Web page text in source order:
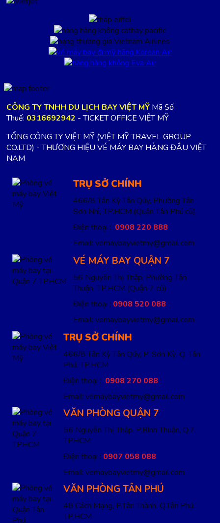
CÔNG TY TNHH DU LỊCH BAY VIỆT MỸ Mã Số
Thuế: 0316692942 - TICKET OFFICE VIỆT MỸ
TỔNG CÔNG TY VIỆT MỸ (VIỆT MỸ TRAVEL GROUP
CO.LTD) - THƯƠNG HIỆU VÉ MÁY BAY HÀNG ĐẦU VIỆT
NAM
TRỤ SỞ CHÍNH
466/8 Tân Kỳ Tân Qúy, Phường Tân
Sơn Nhì, TP.HCM (Quận Tân Phú cũ)
Điện thoại : 0908 220 888
Email: vemaybayvietmy@gmail.com
VÉ MÁY BAY QUẬN 7
56 Nguyễn Thị Thập, Phường Tân
Thuận, TP.HCM (Quận 7 cũ)
Điện thoại : 0908 520 088
Email: vemaybayvietmy@gmail.com
TRỤ SỞ CHÍNH
466/8 Tân Kỳ Tân Qúy, P. Sơn Kỳ, Q. Tân
Phú, TP.HCM
Điện thoại : 0908 270 088
Email: vemaybayvietmy@gmail.com
VĂN PHÒNG QUẬN 7
56 Nguyễn Thị Thập, P.Bình Thuận, Q.7,
TPHCM
Điện thoại : 0907 058 088
Email: vemaybayvietmy@gmail.com
VĂN PHÒNG TÂN PHÚ
48 Cách Mạng, P.Tân Thành, Q.Tân Phú,
TP.HCM